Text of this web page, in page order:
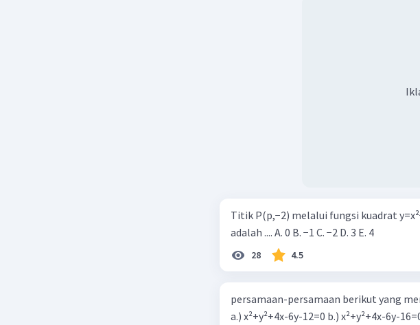
Titik P(p,−2) melalui fungsi kuadrat
adalah .... A. 0 B. −1 C. −2 D. 3 E. 4
28 4.5
persamaan-persamaan berikut yang
a.) x²+y²+4x-6y-12=0 b.) x²+y²+4x-6y-